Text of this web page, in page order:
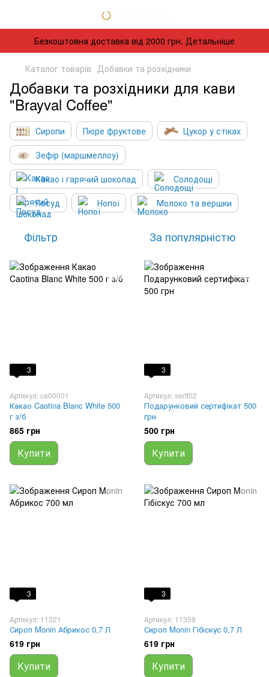
Безкоштовна доставка від 2000 грн. Детальніше
Каталог товарів Добавки та розхідники
Добавки та розхідники для кави
"Brayval Coffee"
Сиропи Пюре фруктове
Цукор у стіках
Зефір (маршмеллоу)
Какао і гарячий шоколад
Солодощі
Посуд
Нопої Молоко та вершки
Фільтр За популярністю
3
Артикул: ca00001
Какао Caotina Blanc White 500
г з/б
865 грн
Купити
3
Артикул: sertf02
Подарунковий сертифікат 500
грн
500 грн
Купити
3
Артикул: 11321
Сироп Monin Абрикос 0,7 Л
619 грн
Купити
3
Артикул: 11359
Сироп Monin Гібіскус 0,7 Л
619 грн
Купити